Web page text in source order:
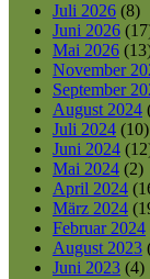
Juli 2026 (8)
Juni 2026
Mai 2026
November
September
August 2024
Juli 2024 (10)
Juni 2024
Mai 2024 (2)
April 2024
März 2024
Februar 2024
August 2023
Juni 2023 (4)